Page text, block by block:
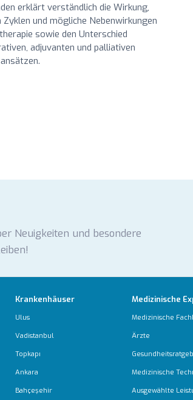
erklärt verständlich die Wirkung,
Zyklen und mögliche Nebenwirkungen
sowie den Unterschied
adjuvanten und palliativen
Neuigkeiten und besondere
Krankenhäuser
Ulus
Vadistanbul
Topkapı
Ankara
Bahçeşehir
Medizinische
Medizinische
Ärzte
Medizinische
Ausgewählte